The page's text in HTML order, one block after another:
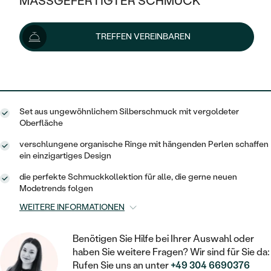
KLASSISCH
V-FORM
VINTAGE
AUSSERGEWÖHNLICHE
VON HAND GRAVIERTE
MIT MEHREREN DIAMANTEN
HALO
VINTAGE
AUSSERGEWÖHNLICH
GESTALTE EINEN RING
DIAMANTEN ZUM EINFASSEN
AUSVERKAUF
WENN SCHMUCK HILFT
NACH TYP
OHRRINGE
RINGE
ANHÄNGER / KETTEN
ARMBÄNDER
SCHMUCKSET
HERRENSCHMUCK
PLATIN
OHRSTECKER
MINIMALISTISCHE
OHRHÄNGER
HERZ
GOLD
SILBER
NACH STYL
SOLITÄR
ZUR GEBURT EINES KINDES
PERSONALISIERT
MIT STERNZEICHEN
MINIMALISTISCH
AUSVERKAUF
GOLD
SILBER
PLATIN
NACH STYL
MEMOIRE
MINIMALISTISCHE
TREFFEN VEREINBAREN
140 €
Lieferoptionen
Set aus ungewöhnlichem Silberschmuck mit vergoldeter
Oberfläche
verschlungene organische Ringe mit hängenden Perlen schaffen
ein einzigartiges Design
die perfekte Schmuckkollektion für alle, die gerne neuen
Modetrends folgen
WEITERE INFORMATIONEN
Benötigen Sie Hilfe bei Ihrer Auswahl oder
haben Sie weitere Fragen? Wir sind für Sie da:
Rufen Sie uns an unter+49 304 6690376